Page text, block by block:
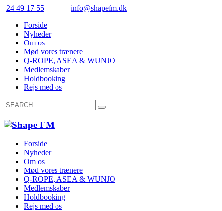
24 49 17 55
info@shapefm.dk
Forside
Nyheder
Om os
Mød vores trænere
Q-ROPE, ASEA & WUNJO
Medlemskaber
Holdbooking
Rejs med os
Forside
Nyheder
Om os
Mød vores trænere
Q-ROPE, ASEA & WUNJO
Medlemskaber
Holdbooking
Rejs med os